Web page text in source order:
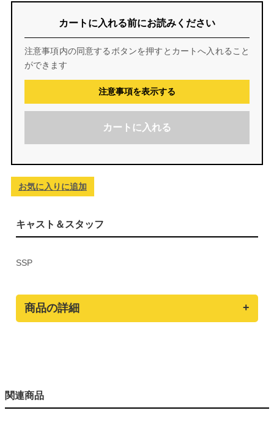
カートに入れる前にお読みください
注意事項内の同意するボタンを押すとカートへ入れること
ができます
注意事項を表示する
カートに入れる
お気に入りに追加
キャスト＆スタッフ
SSP
商品の詳細
関連商品